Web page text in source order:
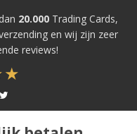
20.000Trading Cards,
en wij zijn zeer
reviews!